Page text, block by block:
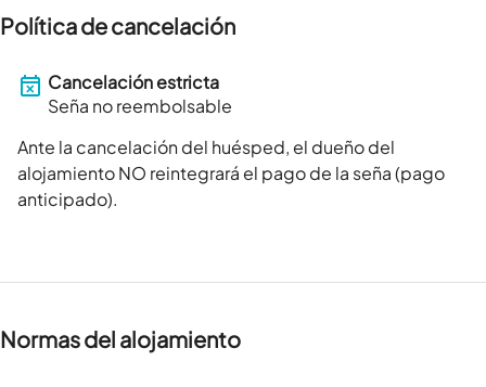
Política de cancelación
Cancelación estricta
Seña no reembolsable
Ante la cancelación del huésped, el dueño del
alojamiento NO reintegrará el pago de la seña (pago
anticipado).
Normas del alojamiento